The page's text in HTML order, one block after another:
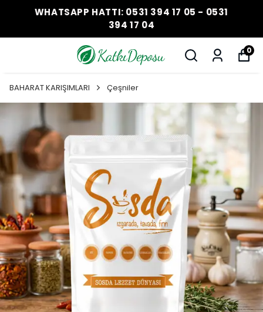
WHATSAPP HATTI: 0531 394 17 05 - 0531
394 17 04
0
BAHARAT KARIŞIMLARI Çeşniler